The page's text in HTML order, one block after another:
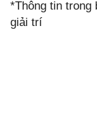
*Thông tin trong
giải trí